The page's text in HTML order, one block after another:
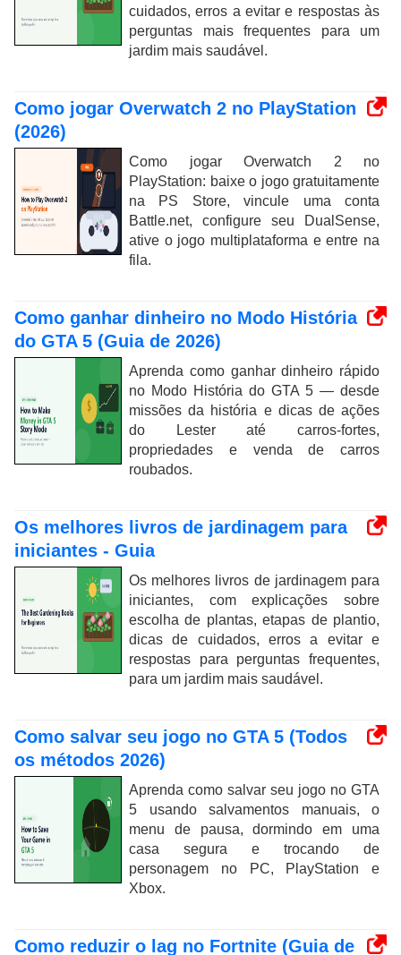
cuidados, erros a evitar e respostas às
perguntas mais frequentes para um
jardim mais saudável.
Como jogar Overwatch 2 no PlayStation
(2026)
Como jogar Overwatch 2 no
PlayStation: baixe o jogo gratuitamente
na PS Store, vincule uma conta
Battle.net, configure seu DualSense,
ative o jogo multiplataforma e entre na
fila.
Como ganhar dinheiro no Modo História
do GTA 5 (Guia de 2026)
Aprenda como ganhar dinheiro rápido
no Modo História do GTA 5 — desde
missões da história e dicas de ações
do Lester até carros-fortes,
propriedades e venda de carros
roubados.
Os melhores livros de jardinagem para
iniciantes - Guia
Os melhores livros de jardinagem para
iniciantes, com explicações sobre
escolha de plantas, etapas de plantio,
dicas de cuidados, erros a evitar e
respostas para perguntas frequentes,
para um jardim mais saudável.
Como salvar seu jogo no GTA 5 (Todos
os métodos 2026)
Aprenda como salvar seu jogo no GTA
5 usando salvamentos manuais, o
menu de pausa, dormindo em uma
casa segura e trocando de
personagem no PC, PlayStation e
Xbox.
Como reduzir o lag no Fortnite (Guia de